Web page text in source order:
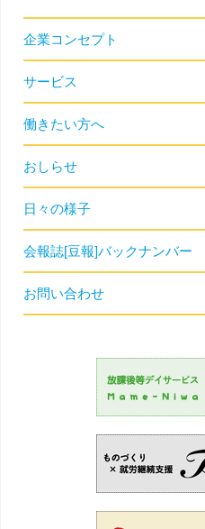
企業コンセプト
サービス
働きたい方へ
おしらせ
日々の様子
会報誌[豆報]バックナンバー
お問い合わせ